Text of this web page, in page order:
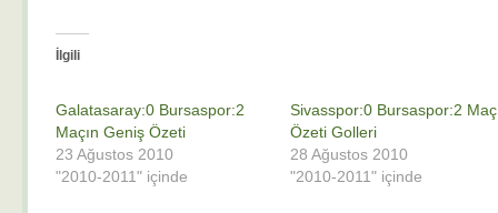
(Yeni
İlgili
Galatasaray:0 Bursaspor:2
Maçın Geniş Özeti
23 Ağustos 2010
"2010-2011" içinde
Sivasspor:0 Bursaspor:2 Maç
Özeti Golleri
28 Ağustos 2010
"2010-2011" içinde